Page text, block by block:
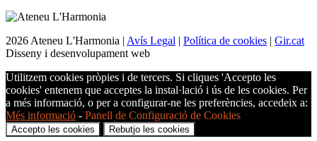
2026 Ateneu L'Harmonia | Avís Legal | Política de cookies | Gir.cat
Disseny i desenvolupament web
Utilitzem cookies pròpies i de tercers. Si cliques 'Accepto les
cookies' entenem que acceptes la instal·lació i ús de les cookies. Per
a més informació, o per a configurar-ne les preferències, accedeix a:
Més informació - Panell de Configuració de Cookies
Accepto les cookies Rebutjo les cookies